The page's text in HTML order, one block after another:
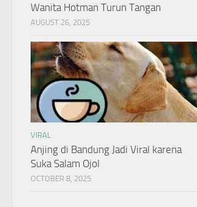
Wanita Hotman Turun Tangan
AUGUST 26, 2025
VIRAL
Anjing di Bandung Jadi Viral karena
Suka Salam Ojol
OCTOBER 8, 2025